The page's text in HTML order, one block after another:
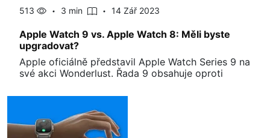
513 3 min 14 Zář 2023
Apple Watch 9 vs. Apple Watch 8: Měli byste
upgradovat?
Apple oficiálně představil Apple Watch Series 9 na
své akci Wonderlust. Řada 9 obsahuje oproti